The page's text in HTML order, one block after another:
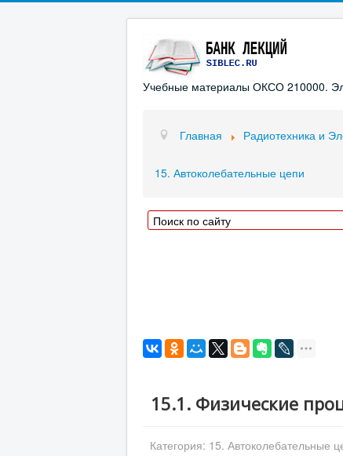
Учебные материалы ОКСО 210000.
Главная Радиотехника и
15. Автоколебательные цепи
15.1. Физические
Категория: 15. Автоколебательные